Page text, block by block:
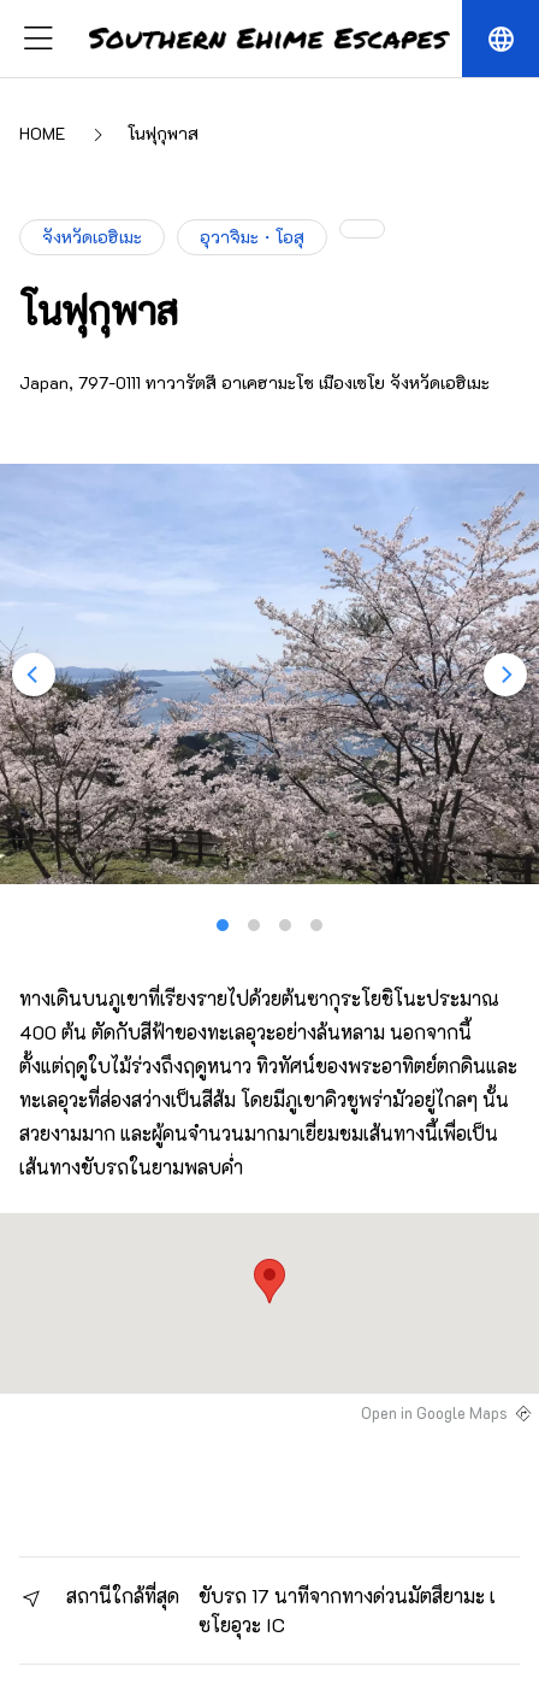
language
HOME โนฟุกุพาส
จังหวัดเอฮิเมะ อุวาจิมะ・โอสุ
โนฟุกุพาส
Japan, 797-0111 ทาวารัตสึ อาเคฮามะโช เมืองเซโย จังหวัดเอฮิเมะ
ทางเดินบนภูเขาที่เรียงรายไปด้วยต้นซากุระโยชิโนะประมาณ
400 ต้น ตัดกับสีฟ้าของทะเลอุวะอย่างล้นหลาม นอกจากนี้
ตั้งแต่ฤดูใบไม้ร่วงถึงฤดูหนาว ทิวทัศน์ของพระอาทิตย์ตกดินและ
ทะเลอุวะที่ส่องสว่างเป็นสีส้ม โดยมีภูเขาคิวชูพร่ามัวอยู่ไกลๆ นั้น
สวยงามมาก และผู้คนจำนวนมากมาเยี่ยมชมเส้นทางนี้เพื่อเป็น
เส้นทางขับรถในยามพลบค่ำ
Open in Google Maps
สถานีใกล้ที่สุด
ขับรถ 17 นาทีจากทางด่วนมัตสึยามะ เ
ซโยอุวะ IC